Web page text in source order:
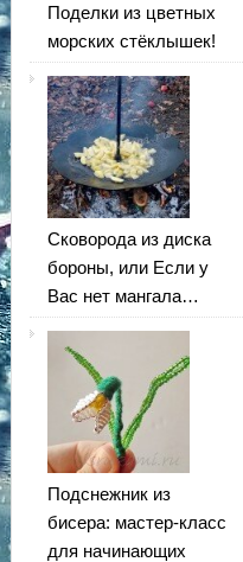
Поделки из цветных
морских стёклышек!
Сковорода из диска
бороны, или Если у
Вас нет мангала…
Подснежник из
бисера: мастер-класс
для начинающих